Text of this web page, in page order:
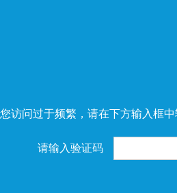
访问过于频繁，请在下方输入框中
请输入验证码